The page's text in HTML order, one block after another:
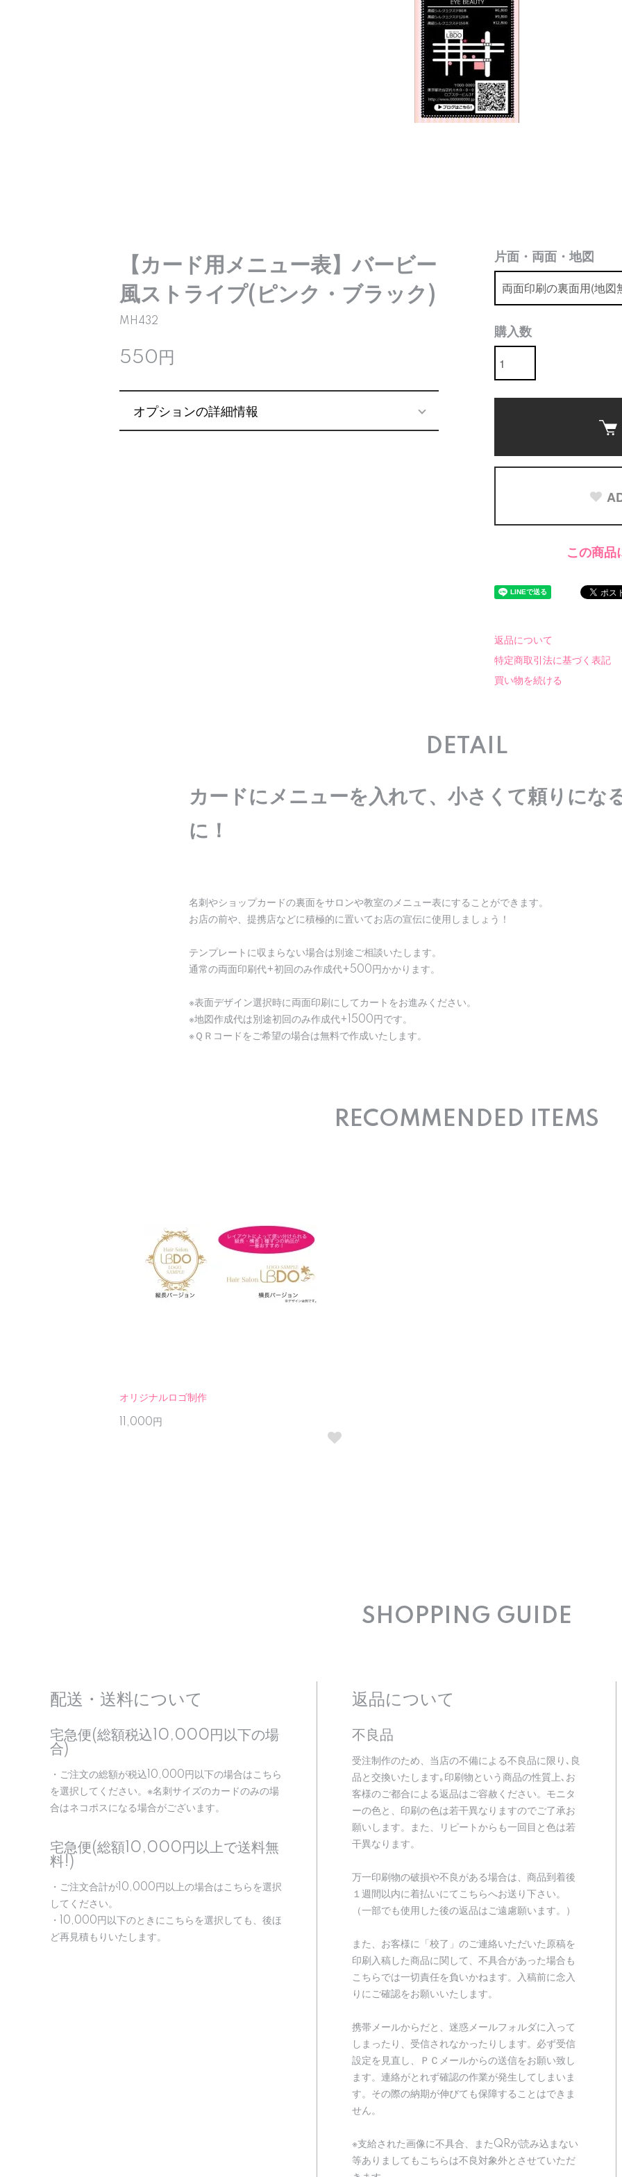
【カード用メニュー表】バービー
風ストライプ(ピンク・ブラック)
MH432
550円
オプションの詳細情報
片面・両面・地図
購入数
この商品
返品について
特定商取引法に基づく表記
買い物を続ける
DETAIL
カードにメニューを入れて、小さくて頼りにな
に！
名刺やショップカードの裏面をサロンや教室のメニュー表にすることができます。
お店の前や、提携店などに積極的に置いてお店の宣伝に使用しましょう！
テンプレートに収まらない場合は別途ご相談いたします。
通常の両面印刷代+初回のみ作成代+500円かかります。
※表面デザイン選択時に両面印刷にしてカートをお進みください。
※地図作成代は別途初回のみ作成代+1500円です。
※ＱＲコードをご希望の場合は無料で作成いたします。
RECOMMENDED ITEMS
オリジナルロゴ制作
11,000円
SHOPPING GUIDE
配送・送料について
宅急便(総額税込10,000円以下の場
合)
・ご注文の総額が税込10,000円以下の場合はこちら
を選択してください。※名刺サイズのカードのみの場
合はネコポスになる場合がございます。
宅急便(総額10,000円以上で送料無
料!)
・ご注文合計が10,000円以上の場合はこちらを選択
してください。
・10,000円以下のときにこちらを選択しても、後ほ
ど再見積もりいたします。
返品について
不良品
受注制作のため、当店の不備による不良品に限り､良
品と交換いたします｡印刷物という商品の性質上､お
客様のご都合による返品はご容赦ください。モニタ
ーの色と、印刷の色は若干異なりますのでご了承お
願いします。また、リピートからも一回目と色は若
干異なります。
万一印刷物の破損や不良がある場合は、商品到着後
１週間以内に着払いにてこちらへお送り下さい。
（一部でも使用した後の返品はご遠慮願います。）
また、お客様に「校了」のご連絡いただいた原稿を
印刷入稿した商品に関して、不具合があった場合も
こちらでは一切責任を負いかねます。入稿前に念入
りにご確認をお願いいたします。
携帯メールからだと、迷惑メールフォルダに入って
しまったり、受信されなかったりします。必ず受信
設定を見直し、ＰＣメールからの送信をお願い致し
ます。連絡がとれず確認の作業が発生してしまいま
す。その際の納期が伸びても保障することはできま
せん。
※支給された画像に不具合、またQRが読み込まない
等ありましてもこちらは不良対象外とさせていただ